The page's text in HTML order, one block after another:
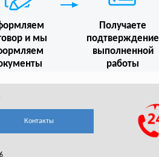
и мы
Получаете
подтверждение
выполненной
работы
Контакты